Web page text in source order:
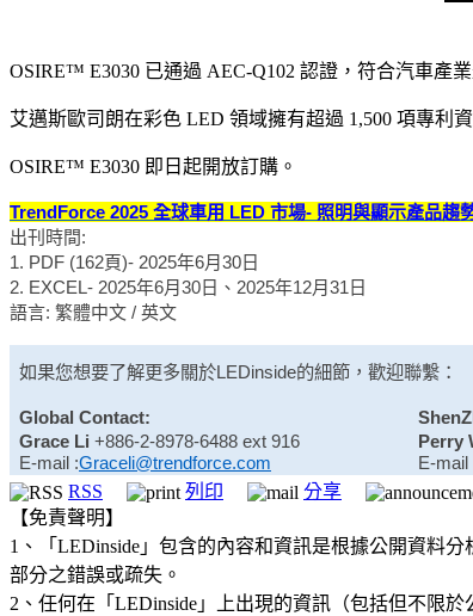
OSIRE™ E3030 已通過 AEC-Q102 認證，符合汽車產
艾邁斯歐司朗在彩色 LED 領域擁有超過 1,500 項專利
OSIRE™ E3030 即日起開放訂購。
TrendForce 2025 全球車用 LED 市場- 照明與顯示產品趨
出刊時間:
1. PDF (162頁)- 2025年6月30日
2. EXCEL- 2025年6月30日、2025年12月31日
語言: 繁體中文 / 英文
如果您想要了解更多關於LEDinside的細節，歡迎聯繫：
Global Contact:
Grace Li +886-2-8978-6488 ext 916
E-mail :Graceli@trendforce.com
Perry
E-mail
RSS
列印 分享
【免責聲明】
1、「LEDinside」包含的內容和資訊是根據公開資料
部分之錯誤或疏失。
2、任何在「LEDinside」上出現的資訊（包括但不限